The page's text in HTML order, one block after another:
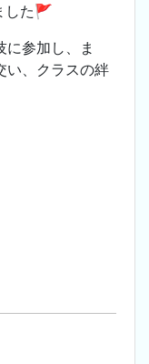
した🚩
参加し、ま
い、クラスの絆